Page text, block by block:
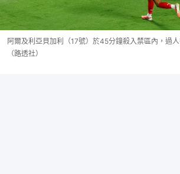
阿爾及利亞貝加利（17號）於45分鐘殺入禁區內，過
（路透社）